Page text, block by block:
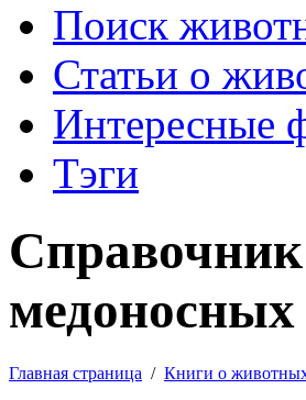
Поиск
Статьи о
Интересные
Тэги
Главная страница / Книги о